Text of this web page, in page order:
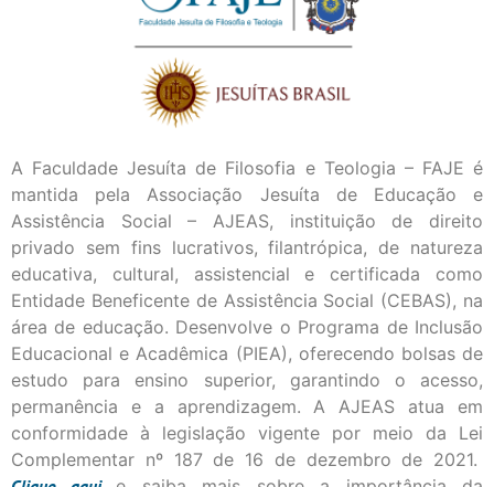
A Faculdade Jesuíta de Filosofia e Teologia – FAJE é
mantida pela Associação Jesuíta de Educação e
Assistência Social – AJEAS, instituição de direito
privado sem fins lucrativos, filantrópica, de natureza
educativa, cultural, assistencial e certificada como
Entidade Beneficente de Assistência Social (CEBAS), na
área de educação. Desenvolve o Programa de Inclusão
Educacional e Acadêmica (PIEA), oferecendo bolsas de
estudo para ensino superior, garantindo o acesso,
permanência e a aprendizagem. A AJEAS atua em
conformidade à legislação vigente por meio da Lei
Complementar nº 187 de 16 de dezembro de 2021.